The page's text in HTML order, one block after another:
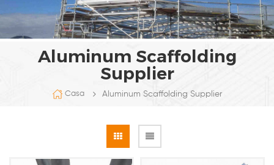
Aluminum Scaffolding
Supplier
Casa Aluminum Scaffolding Supplier